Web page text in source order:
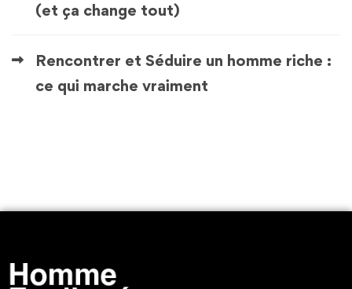
(et ça change tout)
Rencontrer et Séduire un homme riche :
ce qui marche vraiment